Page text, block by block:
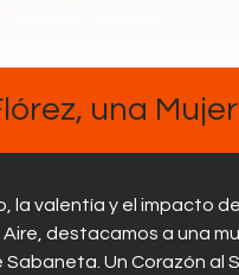
una
la valentía y el impacto
destacamos a una
Un Corazón al